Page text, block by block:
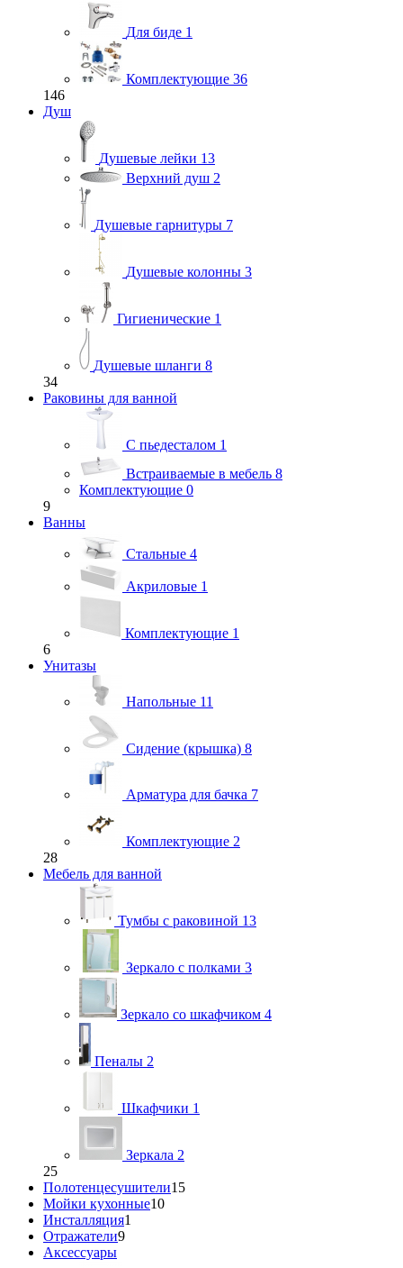
Для биде 1
Комплектующие 36
146
Душ
Душевые лейки 13
Верхний душ 2
Душевые гарнитуры 7
Душевые колонны 3
Гигиенические 1
Душевые шланги 8
34
Раковины для ванной
С пьедесталом 1
Встраиваемые в мебель 8
Комплектующие 0
9
Ванны
Стальные 4
Акриловые 1
Комплектующие 1
6
Унитазы
Напольные 11
Сидение (крышка) 8
Арматура для бачка 7
Комплектующие 2
28
Мебель для ванной
Тумбы с раковиной 13
Зеркало с полками 3
Зеркало со шкафчиком 4
Пеналы 2
Шкафчики 1
Зеркала 2
25
Полотенцесушители15
Мойки кухонные10
Инсталляция1
Отражатели9
Аксессуары